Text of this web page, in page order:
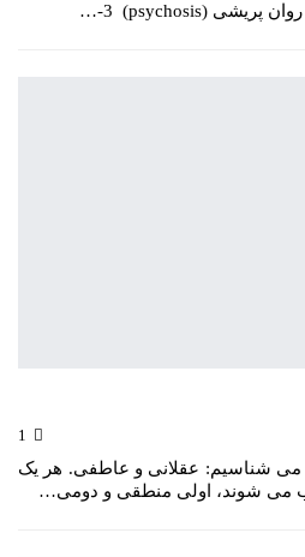
می شناسیم: عقلانی و عاطفی. هر یک
می شوند، اولی منطقی و دومی…